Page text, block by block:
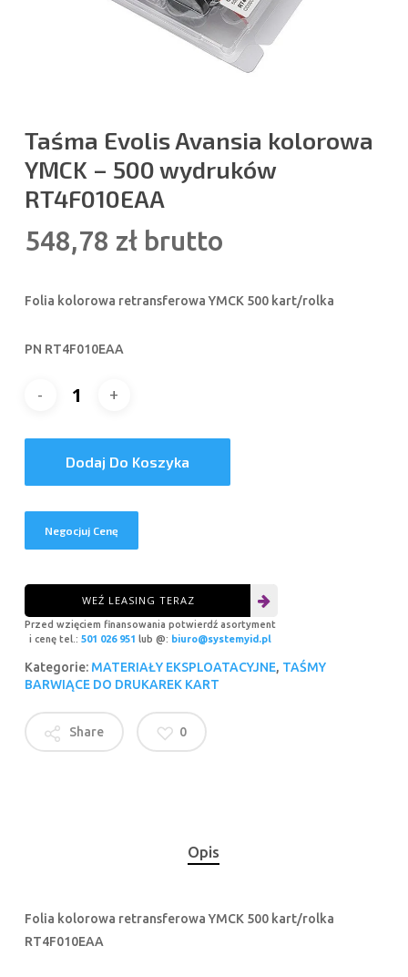
Taśma Evolis Avansia kolorowa
YMCK – 500 wydruków
RT4F010EAA
548,78 zł brutto
Folia kolorowa retransferowa YMCK 500 kart/rolka
PN RT4F010EAA
Dodaj Do Koszyka
Negocjuj Cenę
WEŹ LEASING TERAZ
Przed wzięciem finansowania potwierdź asortyment
i cenę tel.: 501 026 951 lub @: biuro@systemyid.pl
Kategorie: MATERIAŁY EKSPLOATACYJNE, TAŚMY
BARWIĄCE DO DRUKAREK KART
Share 0
Opis
Folia kolorowa retransferowa YMCK 500 kart/rolka
RT4F010EAA